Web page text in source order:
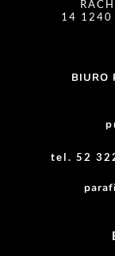
14
BIURO
tel. 52